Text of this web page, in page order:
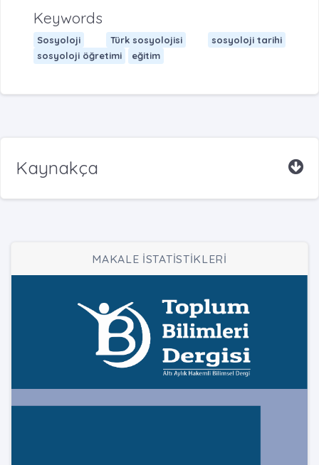
Keywords
Sosyoloji Türk sosyolojisi
sosyoloji tarihi
sosyoloji öğretimi
eğitim
Kaynakça
MAKALE İSTATİSTİKLERİ